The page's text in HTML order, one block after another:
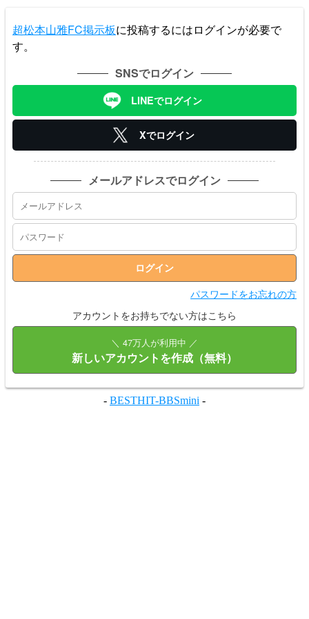
超松本山雅FC掲示板に投稿するにはログインが必要で
す。
SNSでログイン
LINEでログイン
Xでログイン
メールアドレスでログイン
パスワードをお忘れの方
アカウントをお持ちでない方はこちら
＼ 47万人が利用中 ／
新しいアカウントを作成（無料）
- BESTHIT-BBSmini -